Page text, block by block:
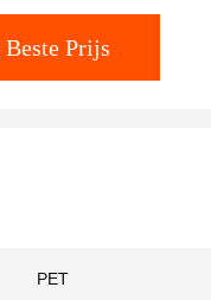
Prijs
PET